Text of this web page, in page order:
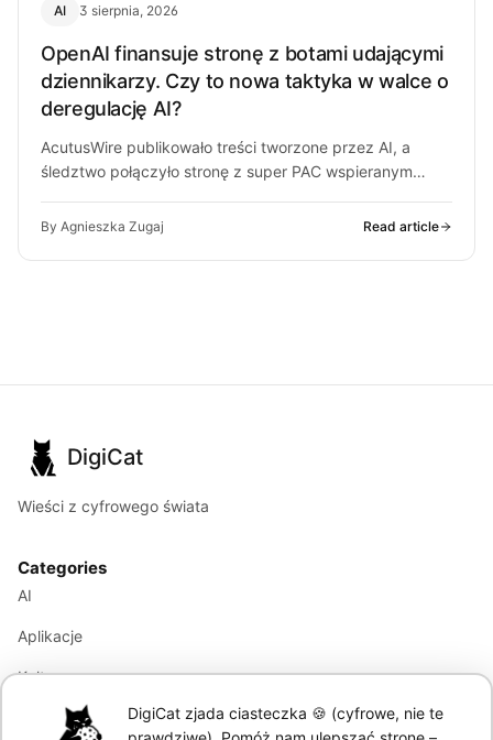
AI 3 sierpnia, 2026
OpenAI finansuje stronę z botami udającymi
dziennikarzy. Czy to nowa taktyka w walce o
deregulację AI?
AcutusWire publikowało treści tworzone przez AI, a
śledztwo połączyło stronę z super PAC wspieranym
By Agnieszka Zugaj Read article
DigiCat
Wieści z cyfrowego świata
Categories
AI
Aplikacje
Kultura
Marketing
DigiCat zjada ciasteczka 🍪 (cyfrowe, nie te